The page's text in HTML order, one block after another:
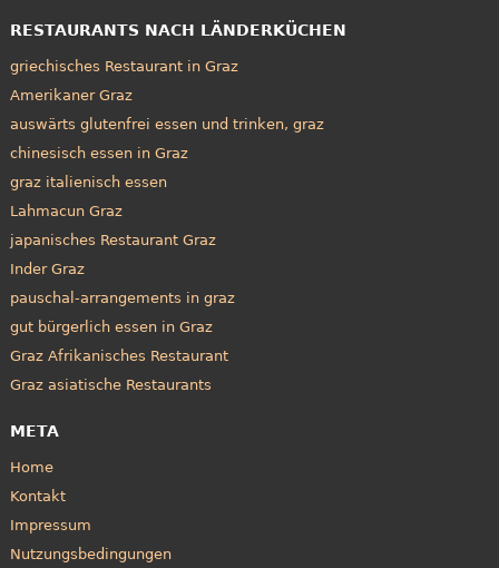
RESTAURANTS NACH LÄNDERKÜCHEN
griechisches Restaurant in Graz
Amerikaner Graz
auswärts glutenfrei essen und trinken, graz
chinesisch essen in Graz
graz italienisch essen
Lahmacun Graz
japanisches Restaurant Graz
Inder Graz
pauschal-arrangements in graz
gut bürgerlich essen in Graz
Graz Afrikanisches Restaurant
Graz asiatische Restaurants
META
Home
Kontakt
Impressum
Nutzungsbedingungen